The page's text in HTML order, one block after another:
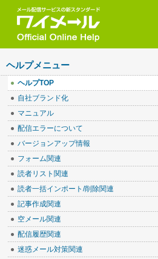
ヘルプメニュー
ヘルプTOP
自社ブランド化
マニュアル
配信エラーについて
バージョンアップ情報
フォーム関連
読者リスト関連
読者一括インポート/削除関連
記事作成関連
空メール関連
配信履歴関連
迷惑メール対策関連